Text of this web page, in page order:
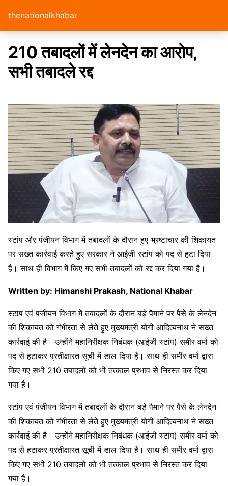
thenationalkhabar
210 तबादलों में लेनदेन का आरोप,
सभी तबादले रद्द
स्टांप और पंजीयन विभाग में तबादलों के दौरान हुए भ्रष्टाचार की शिकायत
पर सख्त कार्रवाई करते हुए सरकार ने आईजी स्टांप को पद से हटा दिया
है। साथ ही विभाग में किए गए सभी तबादलों को रद्द कर दिया गया है।
Written by: Himanshi Prakash, National Khabar
स्टांप एवं पंजीयन विभाग में तबादलों के दौरान बड़े पैमाने पर पैसे के लेनदेन
की शिकायत को गंभीरता से लेते हुए मुख्यमंत्री योगी आदित्यनाथ ने सख्त
कार्रवाई की है। उन्होंने महानिरीक्षक निबंधक (आईजी स्टांप) समीर वर्मा को
पद से हटाकर प्रतीक्षारत सूची में डाल दिया है। साथ ही समीर वर्मा द्वारा
किए गए सभी 210 तबादलों को भी तत्काल प्रभाव से निरस्त कर दिया
गया है।
स्टांप एवं पंजीयन विभाग में तबादलों के दौरान बड़े पैमाने पर पैसे के लेनदेन
की शिकायत को गंभीरता से लेते हुए मुख्यमंत्री योगी आदित्यनाथ ने सख्त
कार्रवाई की है। उन्होंने महानिरीक्षक निबंधक (आईजी स्टांप) समीर वर्मा को
पद से हटाकर प्रतीक्षारत सूची में डाल दिया है। साथ ही समीर वर्मा द्वारा
किए गए सभी 210 तबादलों को भी तत्काल प्रभाव से निरस्त कर दिया
गया है।